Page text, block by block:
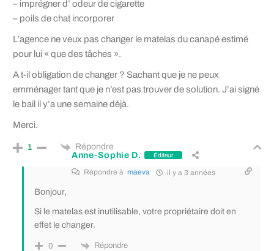
– imprégner d’ odeur de cigarette
– poils de chat incorporer
L’agence ne veux pas changer le matelas du canapé estimé
pour lui « que des tâches ».
A t-il obligation de changer ? Sachant que je ne peux
emménager tant que je n’est pas trouver de solution. J’ai signé
le bail il y’a une semaine déjà.
Merci.
1
Répondre
Anne-Sophie D.
Éditeur
Répondre à maeva il y a 3 années
Bonjour,
Si le matelas est inutilisable, votre propriétaire doit en
effet le changer.
0 Répondre